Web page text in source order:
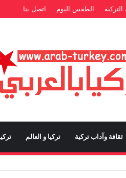
التركية الطقس اليوم اتصل بنا
ثقافة وآداب تركية تركيا و العالم